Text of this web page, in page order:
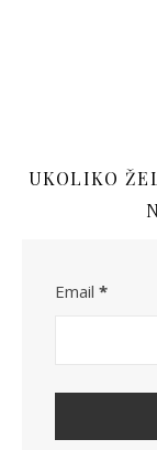
UKOLIKO
Email *